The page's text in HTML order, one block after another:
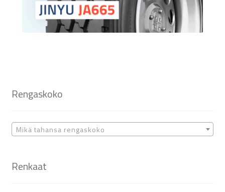
Rengaskoko
Mikä tahansa rengaskoko
Renkaat